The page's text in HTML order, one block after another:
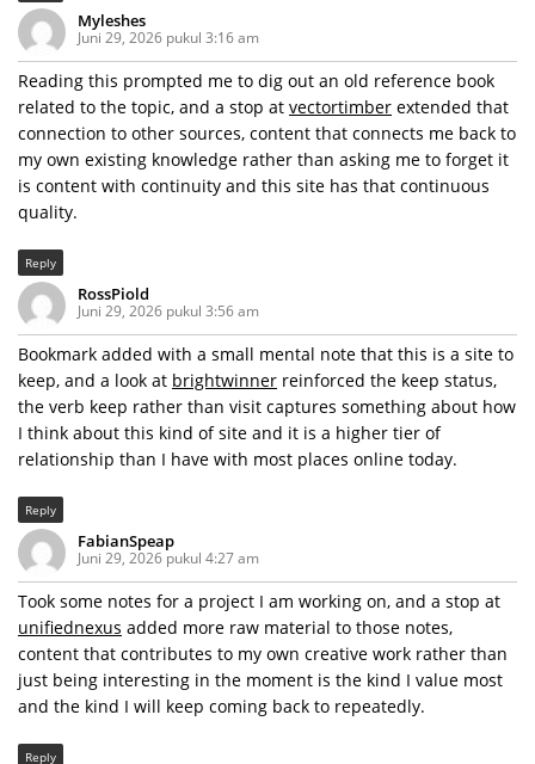
Myleshes
Juni 29, 2026 pukul 3:16 am
Reading this prompted me to dig out an old reference book
related to the topic, and a stop at vectortimber extended that
connection to other sources, content that connects me back to
my own existing knowledge rather than asking me to forget it
is content with continuity and this site has that continuous
quality.
Reply
RossPiold
Juni 29, 2026 pukul 3:56 am
Bookmark added with a small mental note that this is a site to
keep, and a look at brightwinner reinforced the keep status,
the verb keep rather than visit captures something about how
I think about this kind of site and it is a higher tier of
relationship than I have with most places online today.
Reply
FabianSpeap
Juni 29, 2026 pukul 4:27 am
Took some notes for a project I am working on, and a stop at
unifiednexus added more raw material to those notes,
content that contributes to my own creative work rather than
just being interesting in the moment is the kind I value most
and the kind I will keep coming back to repeatedly.
Reply